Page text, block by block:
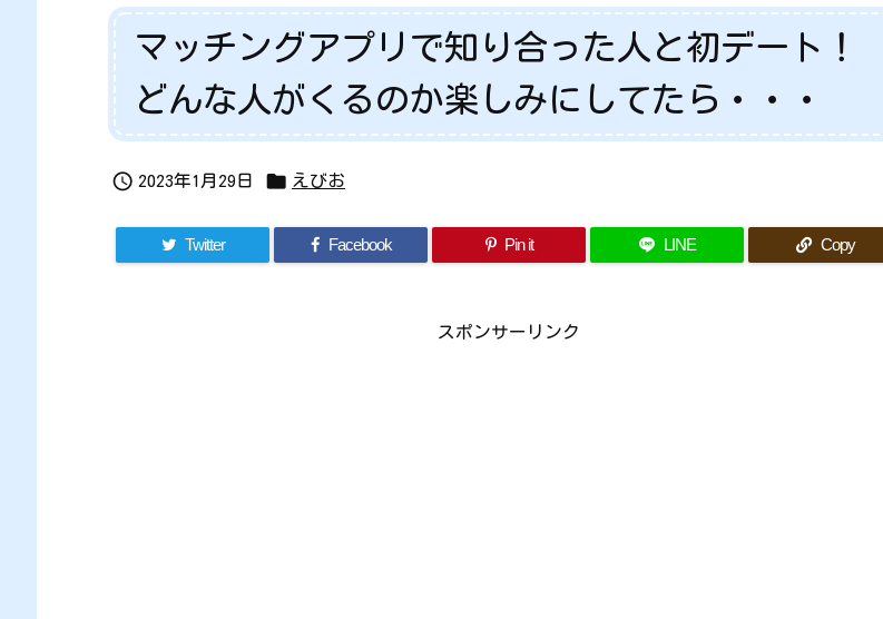
マッチングアプリで知り合った人と初デート！
どんな人がくるのか楽しみにしてたら・・・
 2023年1月29日  えびお
Twitter Facebook Pin it LINE Copy
スポンサーリンク